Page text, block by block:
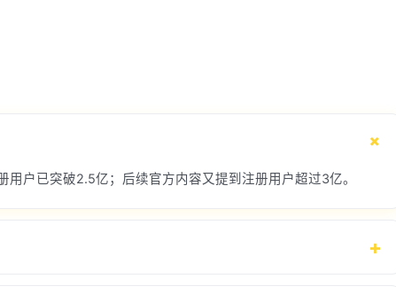
户已突破2.5亿；后续官方内容又提到注册用户超过3亿。